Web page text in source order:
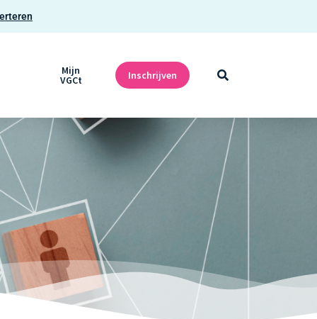
Mijn
VGCt Inschrijven